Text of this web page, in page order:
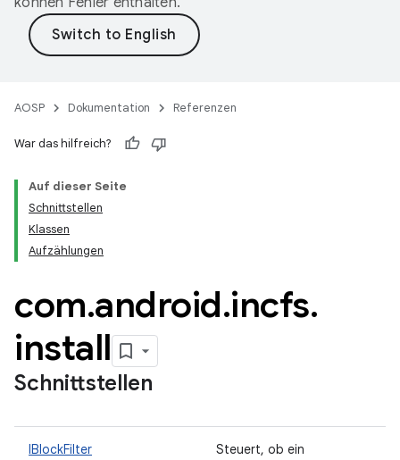
AOSP Dokumentation Referenzen
War das hilfreich?
Auf dieser Seite
Schnittstellen
Klassen
Aufzählungen
com.android.incfs.
install
Schnittstellen
IBlockFilter
Steuert, ob ein